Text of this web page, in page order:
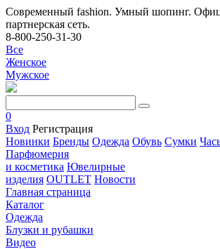
Современный fashion. Умный шопинг.
партнерская сеть.
8-800-250-31-30
Все
Женское
Мужское
0
Вход Регистрация
Новинки Бренды Одежда Обувь Сумки
Парфюмерия
и косметика Ювелирные
изделия OUTLET Новости
Главная страница
Каталог
Одежда
Блузки и рубашки
Видео